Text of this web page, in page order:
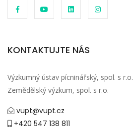
KONTAKTUJTE NÁS
Výzkumný ústav pícninářský, spol. s r.o.
Zemědělský výzkum, spol. s r.o.
vupt@vupt.cz
+420 547 138 811